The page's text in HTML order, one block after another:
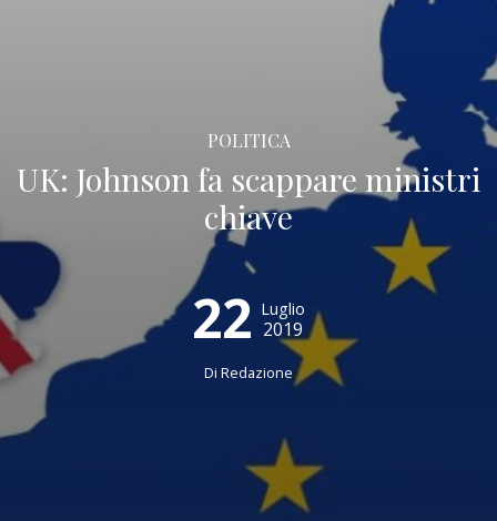
POLITICA
UK: Johnson fa scappare ministri
chiave
22 Luglio
2019
Di Redazione